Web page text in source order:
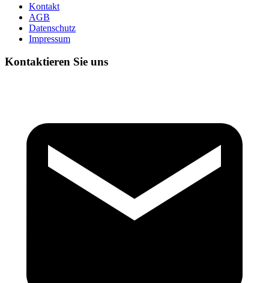
Kontakt
AGB
Datenschutz
Impressum
Kontaktieren Sie uns